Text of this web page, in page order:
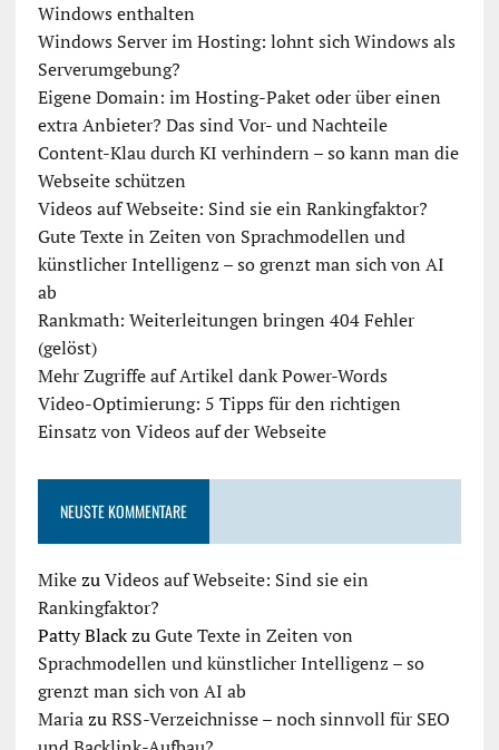
Windows enthalten
Windows Server im Hosting: lohnt sich Windows als
Serverumgebung?
Eigene Domain: im Hosting-Paket oder über einen
extra Anbieter? Das sind Vor- und Nachteile
Content-Klau durch KI verhindern – so kann man die
Webseite schützen
Videos auf Webseite: Sind sie ein Rankingfaktor?
Gute Texte in Zeiten von Sprachmodellen und
künstlicher Intelligenz – so grenzt man sich von AI
ab
Rankmath: Weiterleitungen bringen 404 Fehler
(gelöst)
Mehr Zugriffe auf Artikel dank Power-Words
Video-Optimierung: 5 Tipps für den richtigen
Einsatz von Videos auf der Webseite
NEUSTE KOMMENTARE
MikezuVideos auf Webseite: Sind sie ein
Rankingfaktor?
Patty BlackzuGute Texte in Zeiten von
Sprachmodellen und künstlicher Intelligenz – so
grenzt man sich von AI ab
MariazuRSS-Verzeichnisse – noch sinnvoll für SEO